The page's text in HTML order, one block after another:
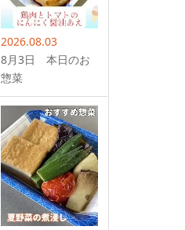
2026.08.03
8月3日 本日のお
惣菜